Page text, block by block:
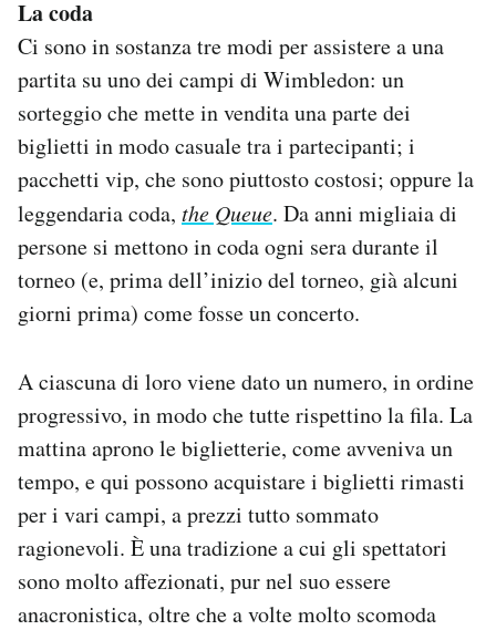
La coda
Ci sono in sostanza tre modi per assistere a una
partita su uno dei campi di Wimbledon: un
sorteggio che mette in vendita una parte dei
biglietti in modo casuale tra i partecipanti; i
pacchetti vip, che sono piuttosto costosi; oppure la
leggendaria coda, the Queue. Da anni migliaia di
persone si mettono in coda ogni sera durante il
torneo (e, prima dell’inizio del torneo, già alcuni
giorni prima) come fosse un concerto.
A ciascuna di loro viene dato un numero, in ordine
progressivo, in modo che tutte rispettino la fila. La
mattina aprono le biglietterie, come avveniva un
tempo, e qui possono acquistare i biglietti rimasti
per i vari campi, a prezzi tutto sommato
ragionevoli. È una tradizione a cui gli spettatori
sono molto affezionati, pur nel suo essere
anacronistica, oltre che a volte molto scomoda